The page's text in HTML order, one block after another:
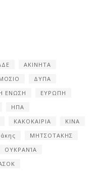
ΑΚΙΝΗΤΑ
ΔΥΠΑ
ΕΝΩΣΗ
ΕΥΡΩΠΗ
ΗΠΑ
ΚΑΚΟΚΑΙΡΙΑ
ΚΙΝΑ
ΜΗΤΣΟΤΑΚΗΣ
ΟΥΚΡΑΝΊΑ